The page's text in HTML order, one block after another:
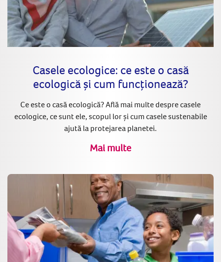
Casele ecologice: ce este o casă
ecologică și cum funcționează?
Ce este o casă ecologică? Află mai multe despre casele
ecologice, ce sunt ele, scopul lor și cum casele sustenabile
ajută la protejarea planetei.
Mai multe